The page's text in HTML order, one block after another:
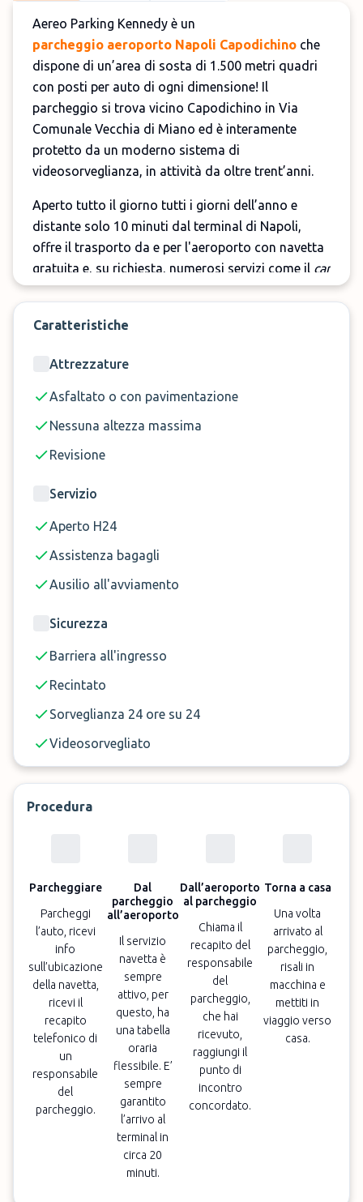
Aereo Parking Kennedy è un
parcheggio aeroporto Napoli Capodichino che
dispone di un’area di sosta di 1.500 metri quadri
con posti per auto di ogni dimensione! Il
parcheggio si trova vicino Capodichino in Via
Comunale Vecchia di Miano ed è interamente
protetto da un moderno sistema di
videosorveglianza, in attività da oltre trent’anni.
Aperto tutto il giorno tutti i giorni dell’anno e
distante solo 10 minuti dal terminal di Napoli,
offre il trasporto da e per l'aeroporto con navetta
gratuita e, su richiesta, numerosi servizi come il car
valet, il lavaggio auto, la ricarica dell’aria
carburante.
Prenota ora il Parcheggio Aero Parking Kennedy
Caratteristiche
Attrezzature
Asfaltato o con pavimentazione
Nessuna altezza massima
Revisione
Servizio
Aperto H24
Assistenza bagagli
Ausilio all'avviamento
Sicurezza
Barriera all'ingresso
Recintato
Sorveglianza 24 ore su 24
Videosorvegliato
Procedura
Parcheggiare
Parcheggi
l’auto, ricevi
info
sull’ubicazione
della navetta,
ricevi il
recapito
telefonico di
un
responsabile
del
parcheggio.
Dal
parcheggio
all’aeroporto
Il servizio
navetta è
sempre
attivo, per
questo, ha
una tabella
oraria
flessibile. E’
sempre
garantito
l’arrivo al
terminal in
circa 20
minuti.
Dall’aeroporto
al parcheggio
Chiama il
recapito del
responsabile
del
parcheggio,
che hai
ricevuto,
raggiungi il
punto di
incontro
concordato.
Torna a casa
Una volta
arrivato al
parcheggio,
risali in
macchina e
mettiti in
viaggio verso
casa.